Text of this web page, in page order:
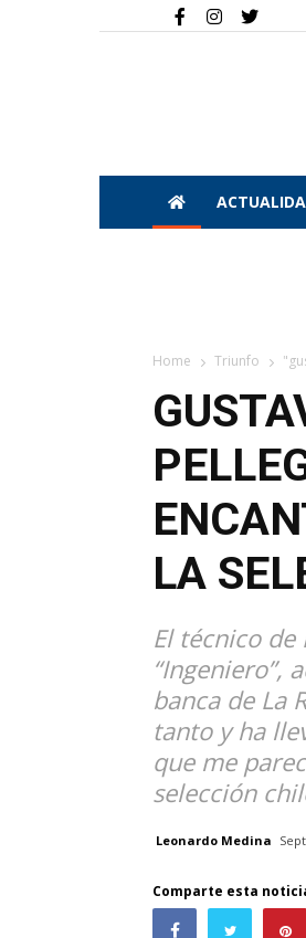
Home Triunfo
LA
El técnico de
“Ingeniero”,
banca de La
tanto y ha
que me
selección
Leonardo Medina
Comparte esta